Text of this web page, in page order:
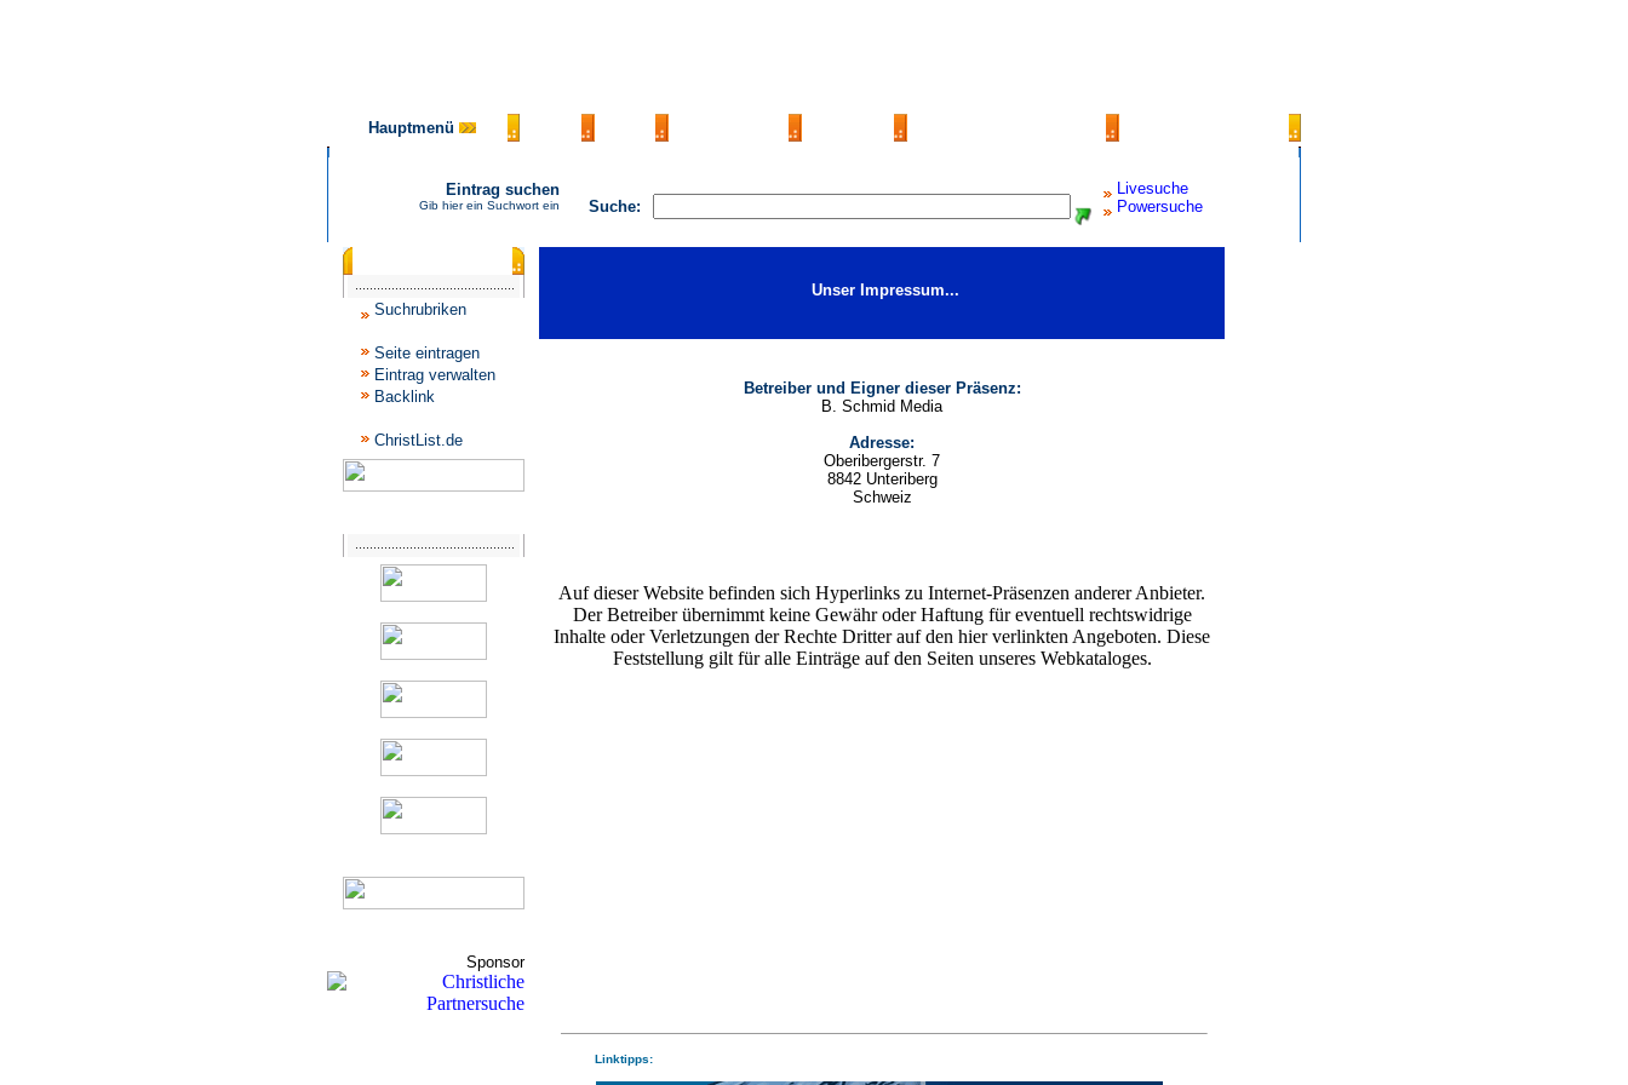
Hauptmenü
Suche:
Livesuche
Powersuche
Eintrag suchen
Gib hier ein Suchwort ein
Suchrubriken
Seite eintragen
Eintrag verwalten
Backlink
ChristList.de
Sponsor
Unser Impressum...
Betreiber und Eigner dieser Präsenz:
B. Schmid Media
Adresse:
Oberibergerstr. 7
8842 Unteriberg
Schweiz
Auf dieser Website befinden sich Hyperlinks zu Internet-Präsenzen anderer Anbieter.
Der Betreiber übernimmt keine Gewähr oder Haftung für eventuell rechtswidrige
Inhalte oder Verletzungen der Rechte Dritter auf den hier verlinkten Angeboten. Diese
Feststellung gilt für alle Einträge auf den Seiten unseres Webkataloges.
Linktipps: